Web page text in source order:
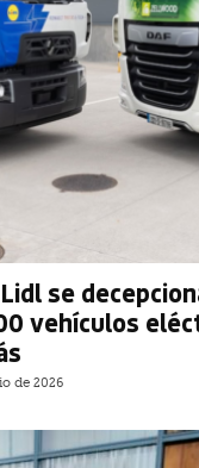
se
vehículos
de 2026